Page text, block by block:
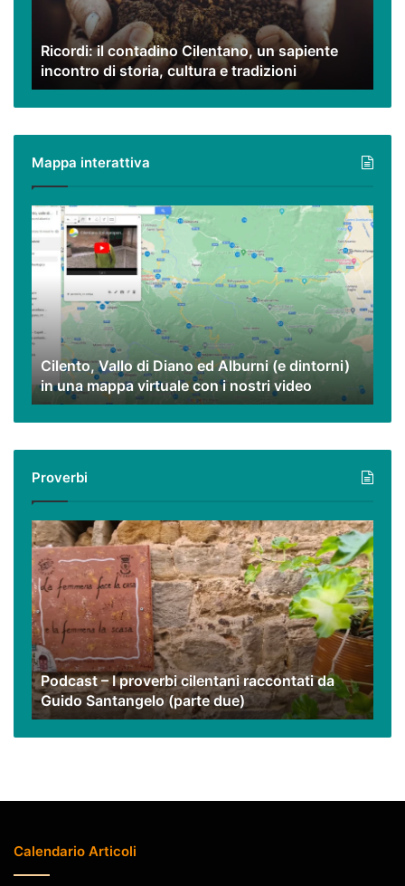
incontro
storia,
cultura
e
tradizioni
Ricordi: il contadino Cilentano, un sapiente
incontro di storia, cultura e tradizioni
Mappa interattiva
Cilento,
Vallo
di
Diano
ed
Alburni
(e
dintorni)
una
mappa
virtuale
nostri
video
Cilento, Vallo di Diano ed Alburni (e dintorni)
in una mappa virtuale con i nostri video
Proverbi
Podcast
–
I
proverbi
cilentani
raccontati
da
Guido
Santangelo
(parte
due)
Podcast – I proverbi cilentani raccontati da
Guido Santangelo (parte due)
Calendario Articoli